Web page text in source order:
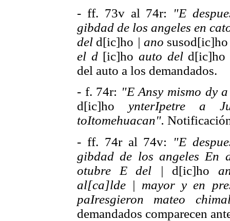
- ff. 73v al 74r:
"E
gibdad de los angeles en
del d[ic]ho | ano
el d[ic]hoauto del
del auto a los demandados.
- f. 74r: "E Ansy mismo dy
d[ic]ho ynterIpetre a
toItomehuacan".
- ff. 74r al 74v:
"E
gibdad de los angeles En
otubre E del | d[ic]ho
al[ca]lde | mayor y en
paIresgieron mateo
demandados comparecen